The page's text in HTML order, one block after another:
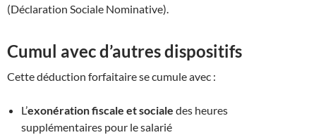
(Déclaration Sociale Nominative).
Cumul avec d’autres dispositifs
Cette déduction forfaitaire se cumule avec :
L’exonération fiscale et sociale des heures
supplémentaires pour le salarié